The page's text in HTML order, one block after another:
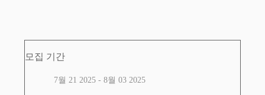
모집 기간
7월 21 2025 - 8월 03 2025